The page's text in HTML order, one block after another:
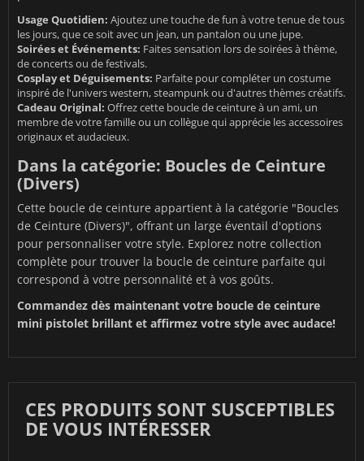
Usage Quotidien: Ajoutez une touche de fun à votre tenue de tous
les jours, que ce soit avec un jean, un pantalon ou une jupe.
Soirées et Événements: Faites sensation lors de soirées à thème,
de concerts ou de festivals.
Cosplay et Déguisements: Parfaite pour compléter un costume
inspiré de l'univers western, steampunk ou d'autres thèmes créatifs.
Cadeau Original: Offrez cette boucle de ceinture à un ami, un
membre de votre famille ou un collègue qui apprécie les accessoires
originaux et audacieux.
Dans la catégorie: Boucles de Ceinture
(Divers)
Cette boucle de ceinture appartient à la catégorie "Boucles
de Ceinture (Divers)", offrant un large éventail d'options
pour personnaliser votre style. Explorez notre collection
complète pour trouver la boucle de ceinture parfaite qui
correspond à votre personnalité et à vos goûts.
Commandez dès maintenant votre boucle de ceinture
mini pistolet brillant et affirmez votre style avec audace!
CES PRODUITS SONT SUSCEPTIBLES
DE VOUS INTÉRESSER